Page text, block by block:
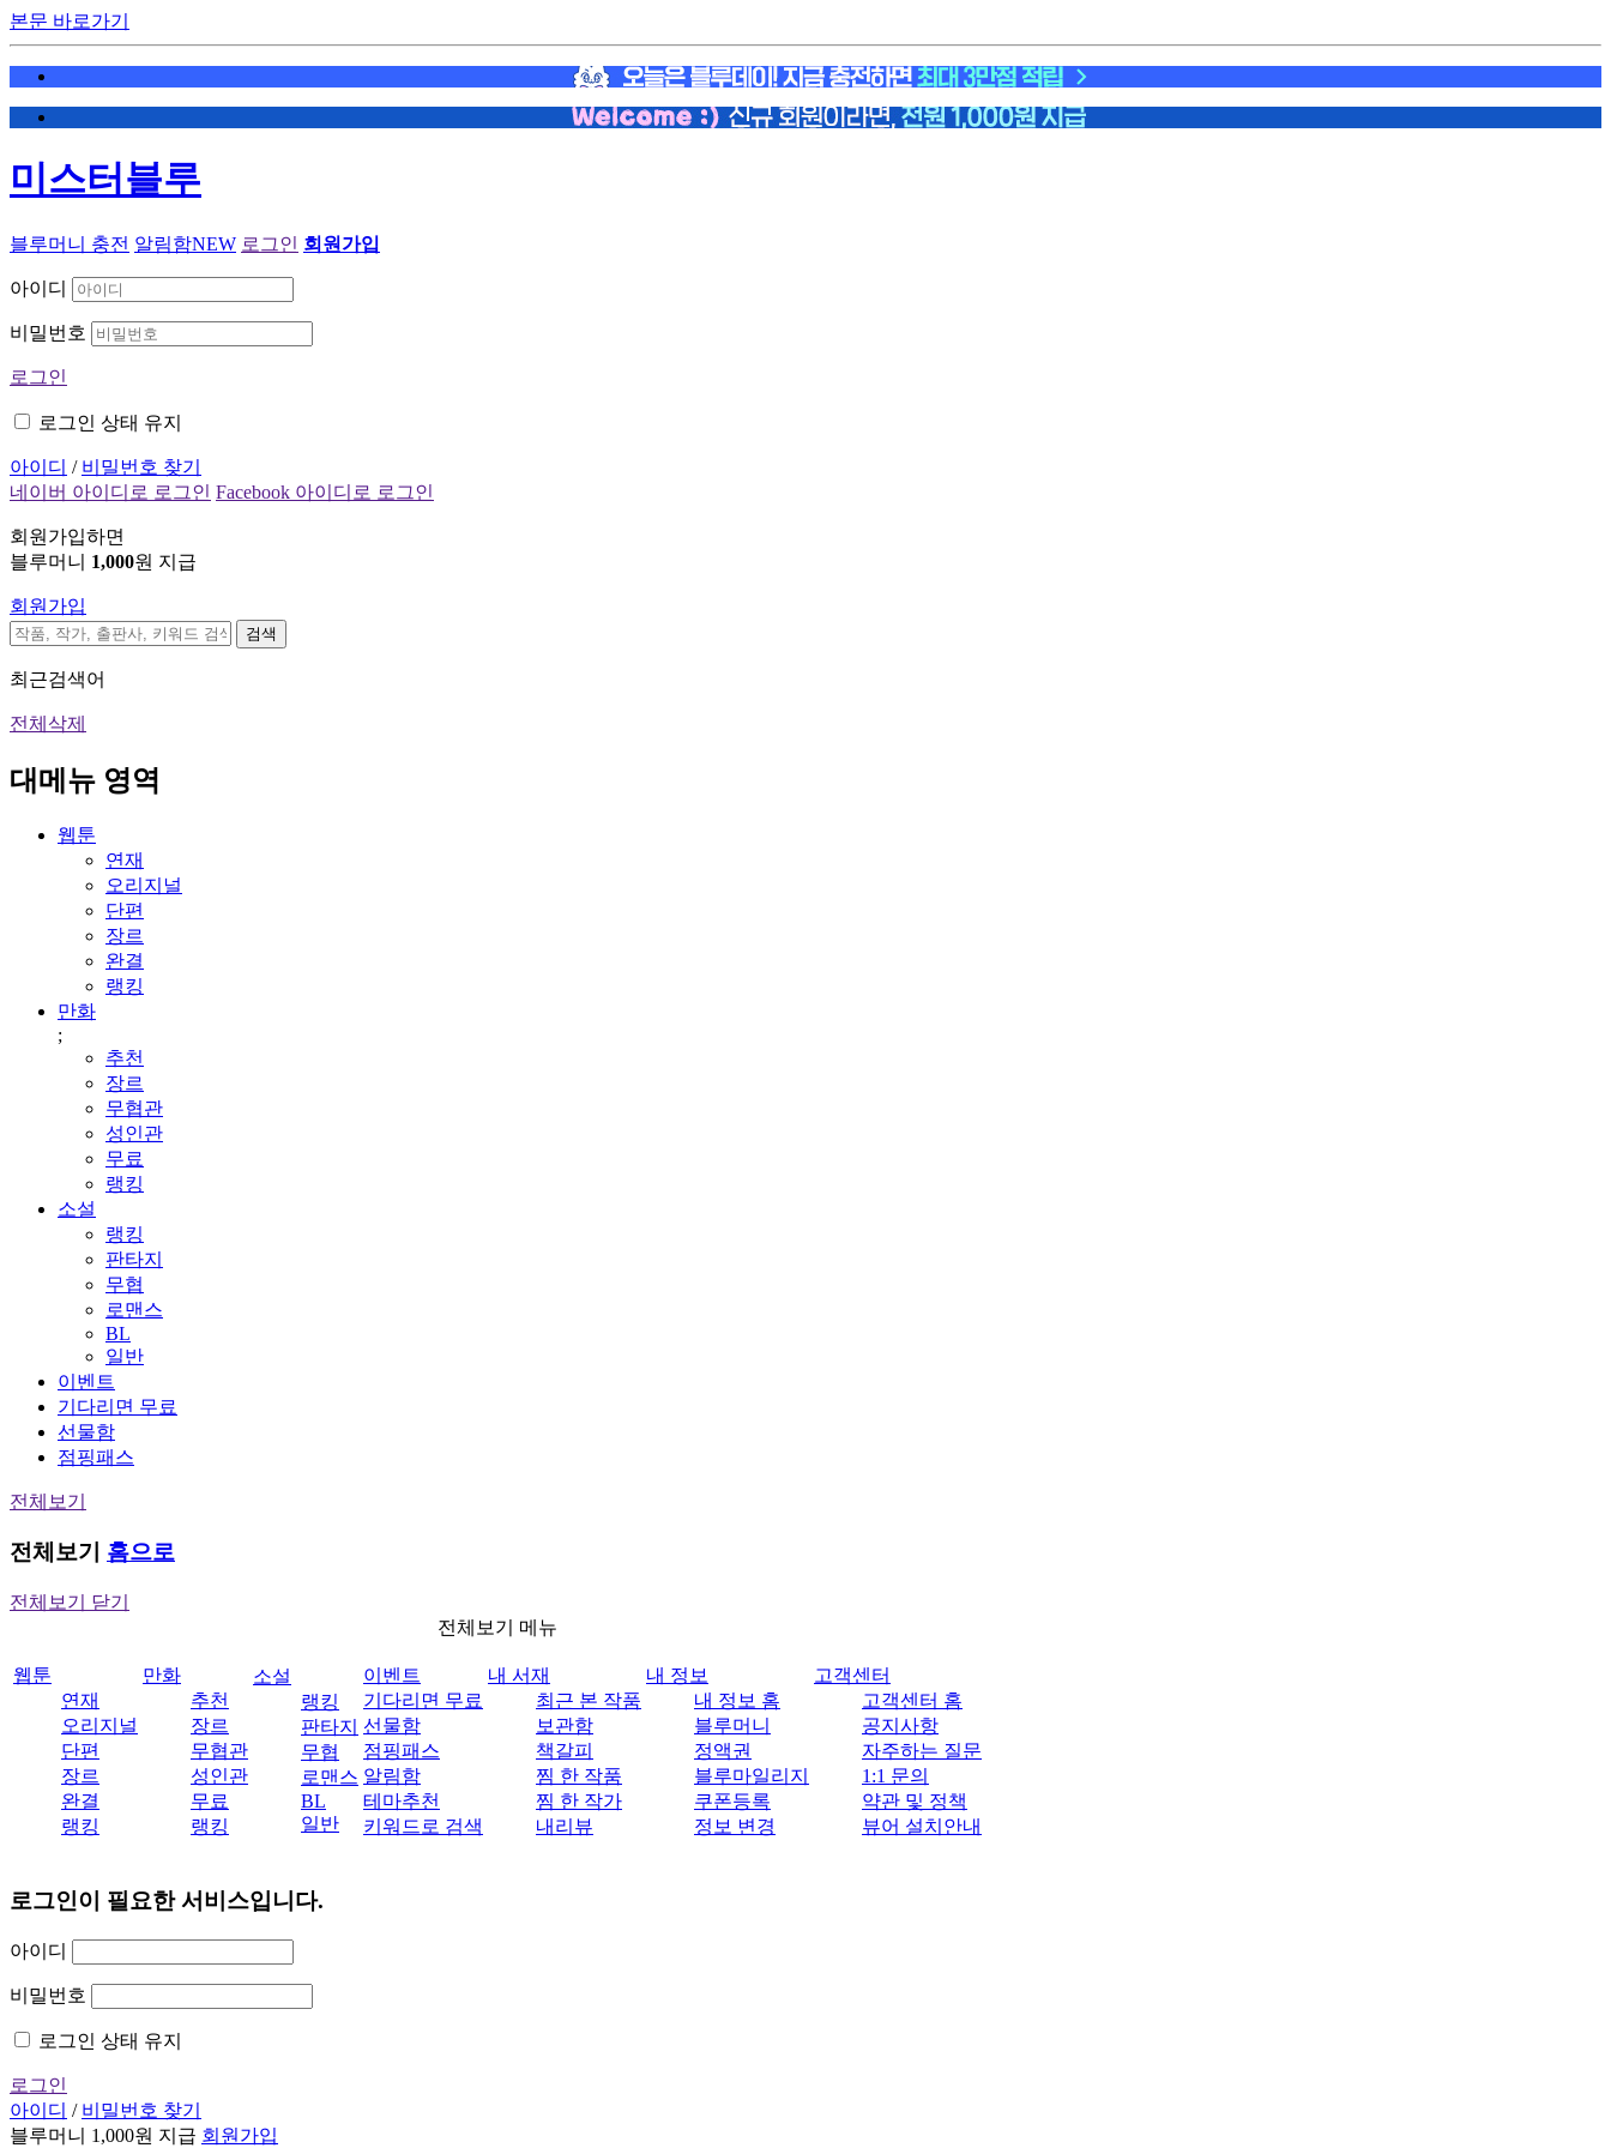
본문 바로가기
미스터블루
블루머니 충전 알림함NEW 로그인 회원가입
아이디
비밀번호
로그인
로그인 상태 유지
아이디 / 비밀번호 찾기
네이버 아이디로 로그인 Facebook 아이디로 로그인
회원가입하면
블루머니 1,000원 지급
회원가입
검색
최근검색어
전체삭제
대메뉴 영역
웹툰
연재
오리지널
단편
장르
완결
랭킹
만화
;
추천
장르
무협관
성인관
무료
랭킹
소설
랭킹
판타지
무협
로맨스
BL
일반
이벤트
기다리면 무료
선물함
점핑패스
전체보기
전체보기 홈으로
전체보기 닫기
전체보기 메뉴
웹툰
연재
오리지널
단편
장르
완결
랭킹
만화
추천
장르
무협관
성인관
무료
랭킹
소설
랭킹
판타지
무협
로맨스
BL
일반
이벤트
기다리면 무료
선물함
점핑패스
알림함
테마추천
키워드로 검색
내 서재
최근 본 작품
보관함
책갈피
찜 한 작품
찜 한 작가
내리뷰
내 정보
내 정보 홈
블루머니
정액권
블루마일리지
쿠폰등록
정보 변경
고객센터
고객센터 홈
공지사항
자주하는 질문
1:1 문의
약관 및 정책
뷰어 설치안내
로그인이 필요한 서비스입니다.
아이디
비밀번호
로그인 상태 유지
로그인
아이디 / 비밀번호 찾기
블루머니 1,000원 지급 회원가입